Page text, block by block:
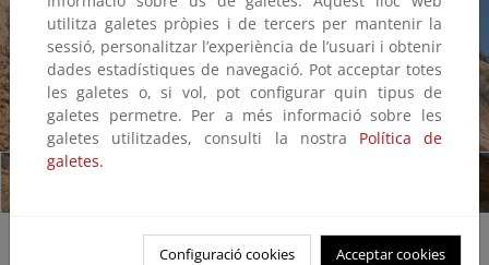
1/18
utilitza galetes pròpies i de tercers per mantenir la
sessió, personalitzar l’experiència de l’usuari i obtenir
dades estadístiques de navegació. Pot acceptar totes
les galetes o, si vol, pot configurar quin tipus de
galetes permetre. Per a més informació sobre les
galetes utilitzades, consulti la nostra Política de
galetes.
Configuració cookies Acceptar cookies